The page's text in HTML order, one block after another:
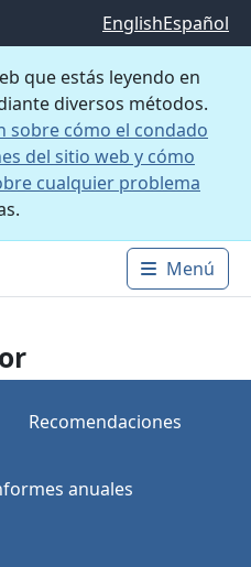
EnglishEspañol
que estás leyendo en
diversos métodos.
sobre cómo el condado
del sitio web y cómo
cualquier problema
Main
Menú
Recomendaciones
anuales